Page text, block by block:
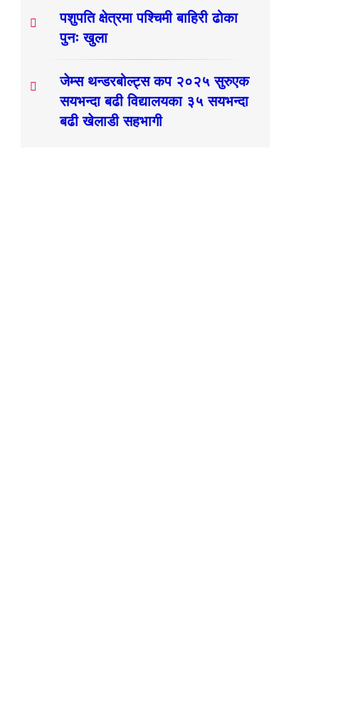
पशुपति क्षेत्रमा पश्चिमी बाहिरी ढोका
पुनः खुला
जेम्स थन्डरबोल्ट्स कप २०२५ सुरुएक
सयभन्दा बढी विद्यालयका ३५ सयभन्दा
बढी खेलाडी सहभागी